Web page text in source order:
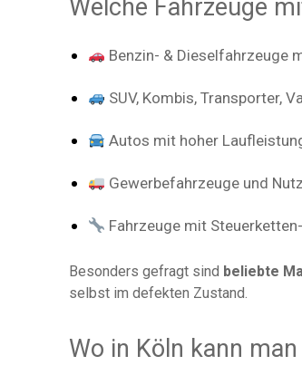
Welche Fahrzeuge
Benzin- & Dieselfahrzeuge
SUV, Kombis, Transporter,
Autos mit hoher
Gewerbefahrzeuge und
Fahrzeuge mit
Besonders gefragt sind beliebte
selbst im defekten Zustand.
Wo in Köln kann